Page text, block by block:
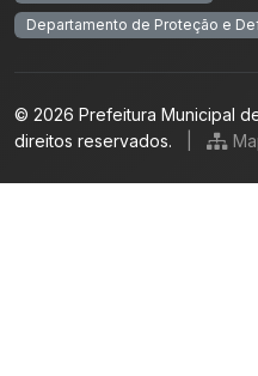
Departamento de Proteção e
© 2026 Prefeitura Municipal
direitos reservados.